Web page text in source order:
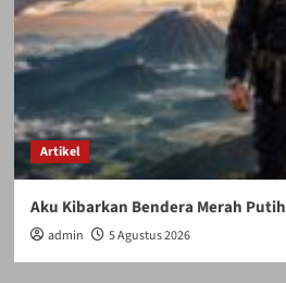
Artikel
Aku Kibarkan Bendera Merah Putih
admin 5 Agustus 2026